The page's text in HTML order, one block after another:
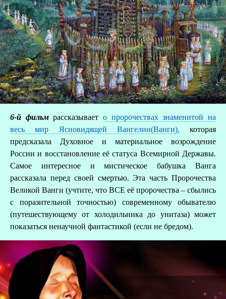
6-й фильмрассказываето пророчествах знаменитой на
весь мир Ясновидящей Вангелии(Ванги), которая
предсказала Духовное и материальное возрождение
России и восстановление её статуса Всемирной Державы.
Самое интересное и мистическое бабушка Ванга
рассказала перед своей смертью. Эта часть Пророчества
Великой Ванги (учтите, что ВСЕ её пророчества – сбылись
с поразительной точностью) современному обывателю
(путешествующему от холодильника до унитаза) может
показаться ненаучной фантастикой (если не бредом).